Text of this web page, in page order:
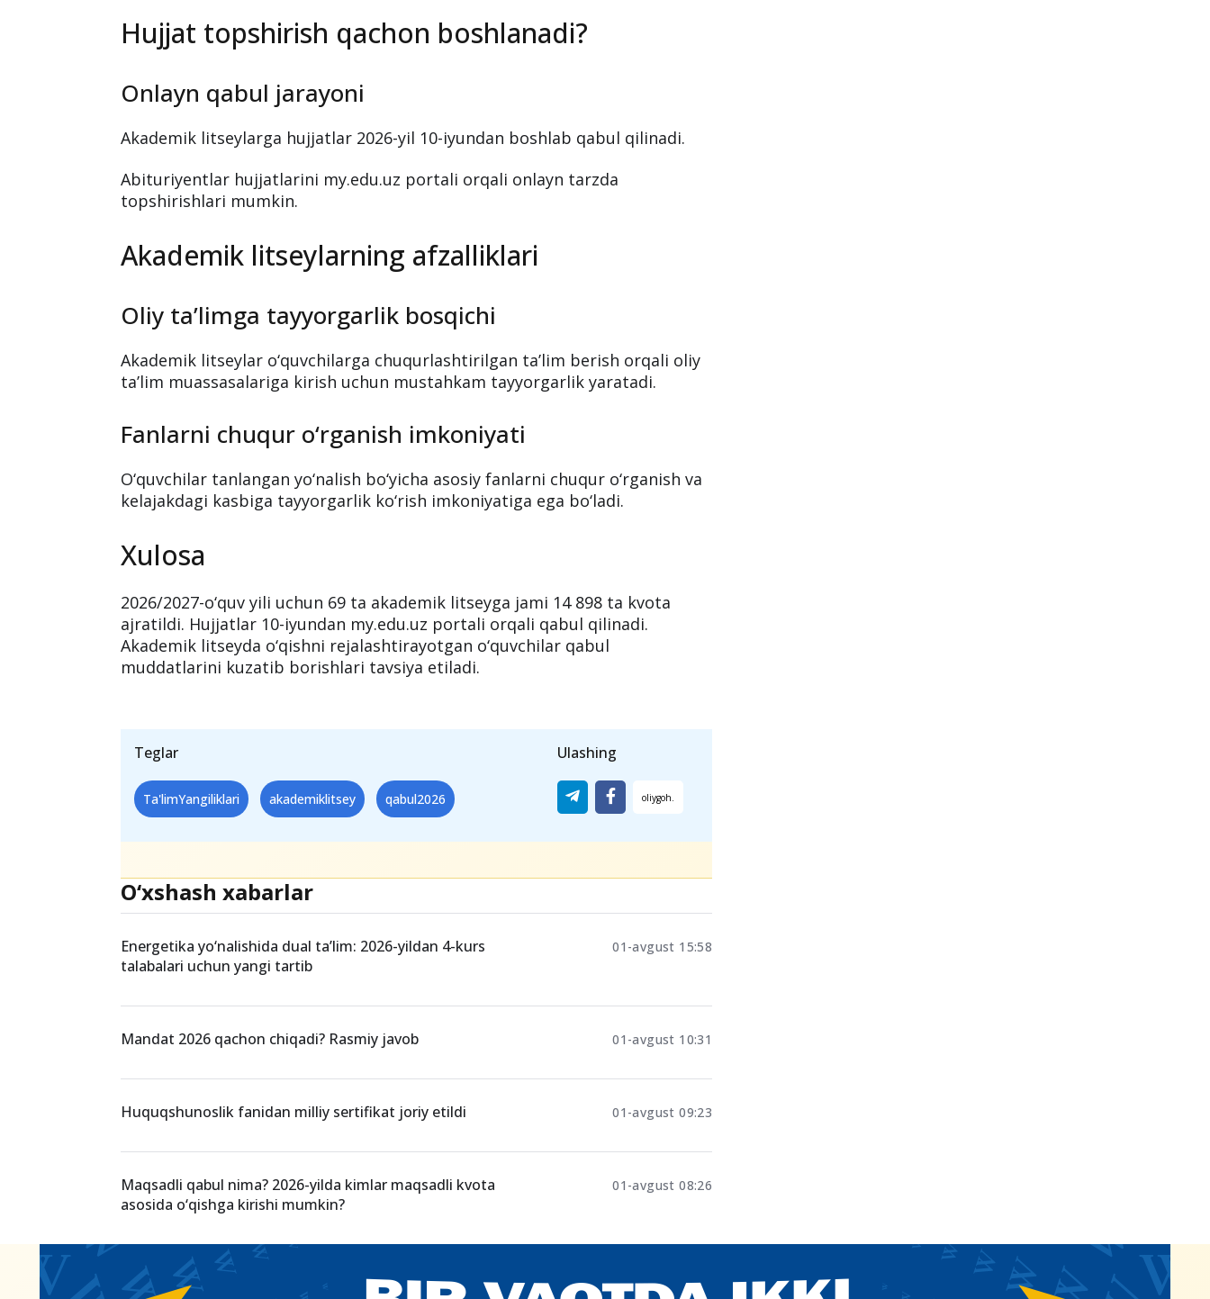
Hujjat topshirish qachon boshlanadi?
Onlayn qabul jarayoni
Akademik litseylarga hujjatlar 2026-yil 10-iyundan boshlab qabul qilinadi.
Abituriyentlar hujjatlarini my.edu.uz portali orqali onlayn tarzda
topshirishlari mumkin.
Akademik litseylarning afzalliklari
Oliy ta’limga tayyorgarlik bosqichi
Akademik litseylar o‘quvchilarga chuqurlashtirilgan ta’lim berish orqali oliy
ta’lim muassasalariga kirish uchun mustahkam tayyorgarlik yaratadi.
Fanlarni chuqur o‘rganish imkoniyati
O‘quvchilar tanlangan yo‘nalish bo‘yicha asosiy fanlarni chuqur o‘rganish va
kelajakdagi kasbiga tayyorgarlik ko‘rish imkoniyatiga ega bo‘ladi.
Xulosa
2026/2027-o‘quv yili uchun 69 ta akademik litseyga jami 14 898 ta kvota
ajratildi. Hujjatlar 10-iyundan my.edu.uz portali orqali qabul qilinadi.
Akademik litseyda o‘qishni rejalashtirayotgan o‘quvchilar qabul
muddatlarini kuzatib borishlari tavsiya etiladi.
Teglar
Ta'limYangiliklari akademiklitsey qabul2026
Ulashing
O‘xshash xabarlar
Energetika yo‘nalishida dual ta’lim: 2026-yildan 4-kurs
talabalari uchun yangi tartib
01-avgust 15:58
Mandat 2026 qachon chiqadi? Rasmiy javob 01-avgust 10:31
Huquqshunoslik fanidan milliy sertifikat joriy etildi 01-avgust 09:23
Maqsadli qabul nima? 2026-yilda kimlar maqsadli kvota
asosida o‘qishga kirishi mumkin?
01-avgust 08:26